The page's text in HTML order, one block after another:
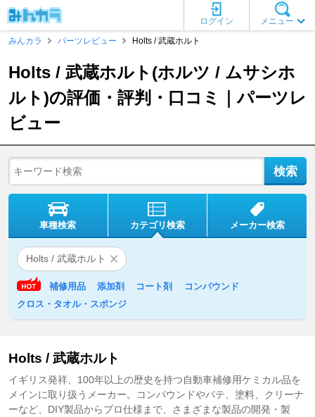
メニュー
ログイン
みんカラ
パーツレビュー Holts / 武蔵ホルト
Holts / 武蔵ホルト(ホルツ / ムサシホ
ルト)の評価・評判・口コミ｜パーツレ
ビュー
車種検索 カテゴリ検索 メーカー検索
Holts / 武蔵ホルト
補修用品 添加剤 コート剤
コンパウンド
クロス・タオル・スポンジ
Holts / 武蔵ホルト
イギリス発祥、100年以上の歴史を持つ自動車補修用ケミカル品を
メインに取り扱うメーカー。コンパウンドやパテ、塗料、クリーナ
ーなど、DIY製品からプロ仕様まで、さまざまな製品の開発・製